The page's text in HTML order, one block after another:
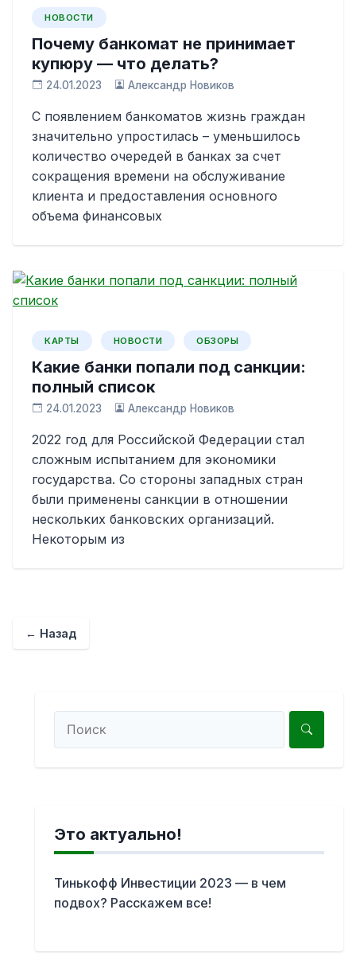
НОВОСТИ
Почему банкомат не принимает
купюру — что делать?
24.01.2023 Александр Новиков
С появлением банкоматов жизнь граждан
значительно упростилась – уменьшилось
количество очередей в банках за счет
сокращения времени на обслуживание
клиента и предоставления основного
объема финансовых
КАРТЫ НОВОСТИ ОБЗОРЫ
Какие банки попали под санкции:
полный список
24.01.2023 Александр Новиков
2022 год для Российской Федерации стал
сложным испытанием для экономики
государства. Со стороны западных стран
были применены санкции в отношении
нескольких банковских организаций.
Некоторым из
← Назад
Это актуально!
Тинькофф Инвестиции 2023 — в чем
подвох? Расскажем все!